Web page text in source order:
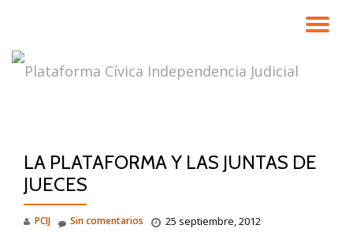
contenido
LA PLATAFORMA Y LAS JUNTAS DE
JUECES
PCIJ 25 septiembre, 2012
Sin comentarios